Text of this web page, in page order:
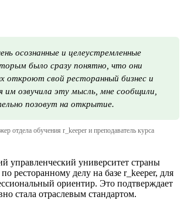
осознанные и целеустремленные
было сразу понятно, что они
откроют свой ресторанный бизнес и
им озвучила эту мысль, мне сообщили,
позовут на открытие.
отдела обучения r_keeper и преподаватель курса
управленческий университет страны
ресторанному делу на базе r_keeper, для
ориентир. Это подтверждает
стала отраслевым стандартом.